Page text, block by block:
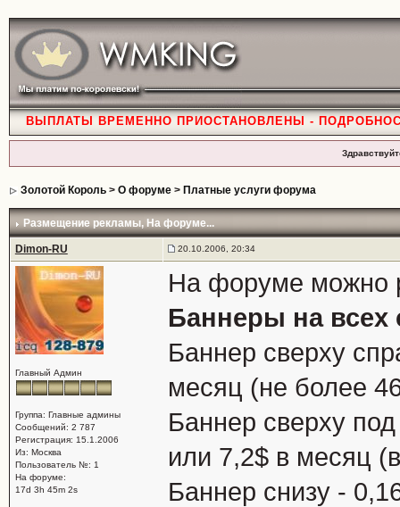
ВЫПЛАТЫ ВРЕМЕННО ПРИОСТАНОВЛЕНЫ -
Золотой Король> О форуме> Платные услуги форума
Размещение рекламы, На форуме...
Dimon-RU 20.10.2006, 20:34
Главный Админ
Группа: Главные админы
Сообщений: 2 787
Регистрация: 15.1.2006
Из: Москва
Пользователь №: 1
На форуме:
17d 3h 45m 2s
На форуме можно
Баннеры на всех
Баннер сверху
месяц (не более
Баннер сверху
или 7,2$ в месяц
Баннер снизу -